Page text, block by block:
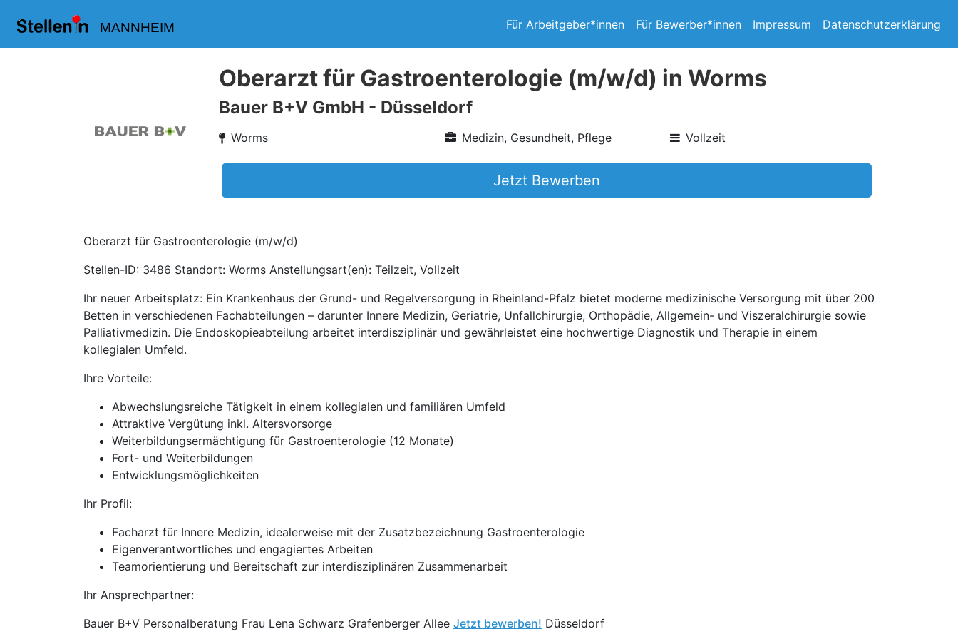
MANNHEIM Für Arbeitgeber*innen Für Bewerber*innen Impressum Datenschutzerklärung
Oberarzt für Gastroenterologie (m/w/d) in Worms
Bauer B+V GmbH - Düsseldorf
Worms Medizin, Gesundheit, Pflege Vollzeit
Jetzt Bewerben
Oberarzt für Gastroenterologie (m/w/d)
Stellen-ID: 3486 Standort: Worms Anstellungsart(en): Teilzeit, Vollzeit
Ihr neuer Arbeitsplatz: Ein Krankenhaus der Grund- und Regelversorgung in Rheinland-Pfalz bietet moderne medizinische Versorgung mit über 200
Betten in verschiedenen Fachabteilungen – darunter Innere Medizin, Geriatrie, Unfallchirurgie, Orthopädie, Allgemein- und Viszeralchirurgie sowie
Palliativmedizin. Die Endoskopieabteilung arbeitet interdisziplinär und gewährleistet eine hochwertige Diagnostik und Therapie in einem
kollegialen Umfeld.
Ihre Vorteile:
Abwechslungsreiche Tätigkeit in einem kollegialen und familiären Umfeld
Attraktive Vergütung inkl. Altersvorsorge
Weiterbildungsermächtigung für Gastroenterologie (12 Monate)
Fort- und Weiterbildungen
Entwicklungsmöglichkeiten
Ihr Profil:
Facharzt für Innere Medizin, idealerweise mit der Zusatzbezeichnung Gastroenterologie
Eigenverantwortliches und engagiertes Arbeiten
Teamorientierung und Bereitschaft zur interdisziplinären Zusammenarbeit
Ihr Ansprechpartner:
Bauer B+V Personalberatung Frau Lena Schwarz Grafenberger Allee Jetzt bewerben! Düsseldorf